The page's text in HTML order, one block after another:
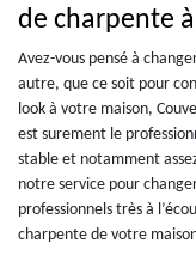
de charpente
Avez-vous pensé à
autre, que ce soit pour
look à votre maison,
est surement le
stable et notamment
notre service pour
professionnels très à
charpente de votre